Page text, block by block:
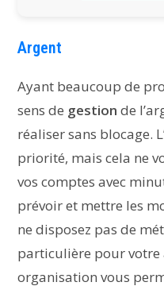
Argent
Ayant beaucoup de
sens de gestion de
réaliser sans blocage.
priorité, mais cela ne
vos comptes avec
prévoir et mettre les
ne disposez pas de
particulière pour votre
organisation vous